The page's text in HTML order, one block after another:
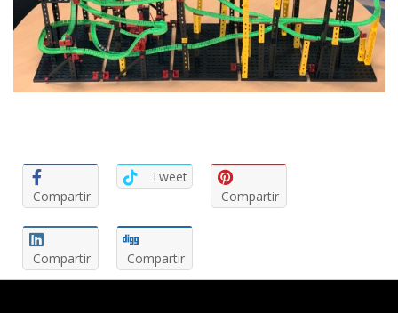
Compartir
Tweet
Compartir
Compartir Compartir